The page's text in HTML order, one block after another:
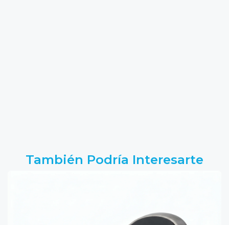
También Podría Interesarte